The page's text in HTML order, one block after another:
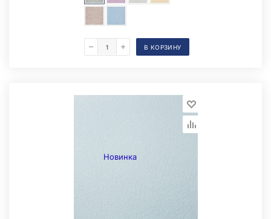
Складская позиция
В КОРЗИНУ
Новинка